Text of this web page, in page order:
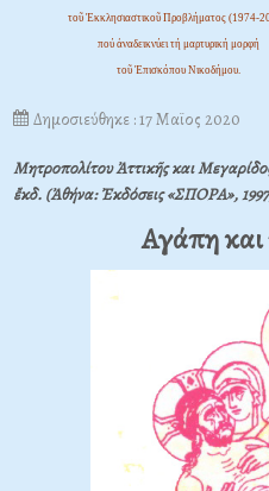
τοῦ Ἐκκλησιαστικοῦ Προβλήματος (1974-
πού ἀναδεικνύει τή μαρτυρική μορφή
τοῦ Ἐπισκόπου Νικοδήμου.
Δημοσιεύθηκε : 17 Μαϊος 2020
Μητροπολίτου Ἀττικῆς και
ἔκδ. (Ἀθήνα: Ἐκδόσεις «ΣΠΟΡΑ»,
Αγάπη